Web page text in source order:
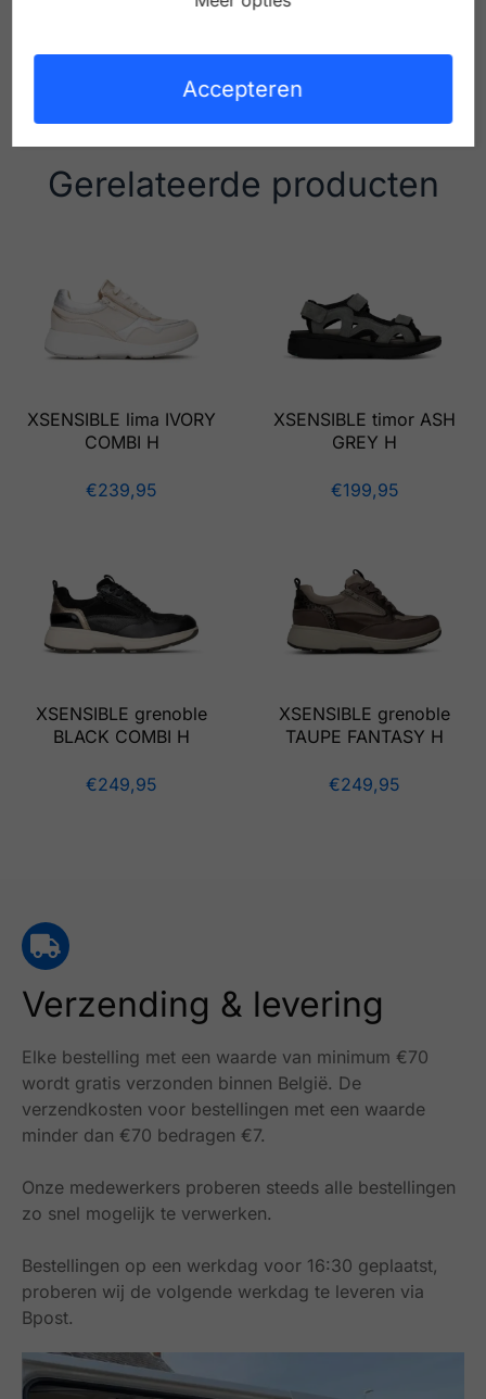
van stretchleder aan de voorvoet? Pijn in gesloten
Gerelateerde producten
XSENSIBLE lima IVORY
COMBI H
€239,95
XSENSIBLE timor ASH
GREY H
€199,95
XSENSIBLE grenoble
BLACK COMBI H
€249,95
XSENSIBLE grenoble
TAUPE FANTASY H
€249,95
Verzending & levering
Elke bestelling met een waarde van minimum €70
wordt gratis verzonden binnen België. De
verzendkosten voor bestellingen met een waarde
minder dan €70 bedragen €7.
Onze medewerkers proberen steeds alle bestellingen
zo snel mogelijk te verwerken.
Bestellingen op een werkdag voor 16:30 geplaatst,
proberen wij de volgende werkdag te leveren via
Bpost.
Accepteren